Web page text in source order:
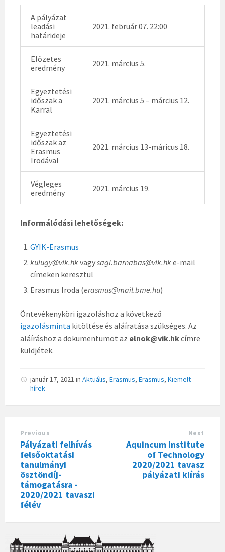
A pályázat
leadási
határideje
2021. február 07. 22:00
Előzetes
eredmény
2021. március 5.
Egyeztetési
időszak a
Karral
2021. március 5 – március 12.
Egyeztetési
időszak az
Erasmus
Irodával
2021. március 13-máricus 18.
Végleges
eredmény
2021. március 19.
Informálódási lehetőségek:
GYIK-Erasmus
kulugy@vik.hkvagysagi.barnabas@vik.hke-mail
címeken keresztül
Erasmus Iroda (erasmus@mail.bme.hu)
Öntevékenyköri igazoláshoz a következő
igazolásminta kitöltése és aláíratása szükséges. Az
aláíráshoz a dokumentumot az elnok@vik.hkcímre
küldjétek.
január 17, 2021 in Aktuális, Erasmus, Erasmus, Kiemelt
hírek
Previous
Pályázati felhívás
felsőoktatási
tanulmányi
ösztöndíj-
támogatásra -
2020/2021 tavaszi
félév
Next
Aquincum Institute
of Technology
2020/2021 tavasz
pályázati kiírás